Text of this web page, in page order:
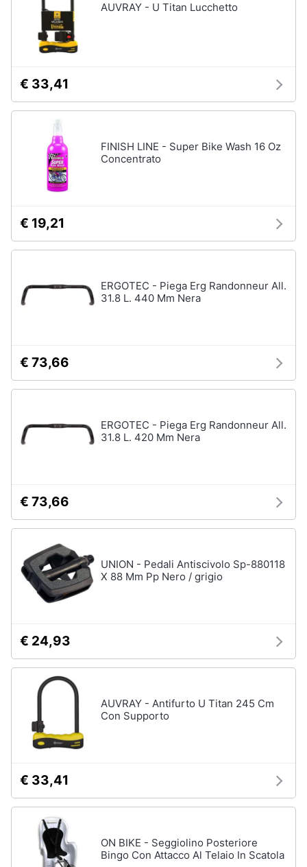
AUVRAY - U Titan Lucchetto
€ 33,41
FINISH LINE - Super Bike Wash 16 Oz
Concentrato
€ 19,21
ERGOTEC - Piega Erg Randonneur All.
31.8 L. 440 Mm Nera
€ 73,66
ERGOTEC - Piega Erg Randonneur All.
31.8 L. 420 Mm Nera
€ 73,66
UNION - Pedali Antiscivolo Sp-880118
X 88 Mm Pp Nero / grigio
€ 24,93
AUVRAY - Antifurto U Titan 245 Cm
Con Supporto
€ 33,41
ON BIKE - Seggiolino Posteriore
Bingo Con Attacco Al Telaio In Scatola